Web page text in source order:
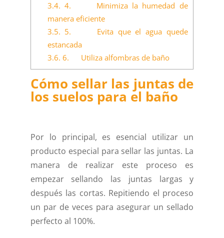
3.4. 4. Minimiza la humedad de
manera eficiente
3.5. 5. Evita que el agua quede
estancada
3.6. 6. Utiliza alfombras de baño
Cómo sellar las juntas de
los suelos para el baño
Por lo principal, es esencial utilizar un
producto especial para sellar las juntas. La
manera de realizar este proceso es
empezar sellando las juntas largas y
después las cortas. Repitiendo el proceso
un par de veces para asegurar un sellado
perfecto al 100%.